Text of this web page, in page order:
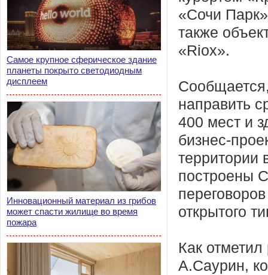
Самое крупное сферическое здание
планеты покрыто светодиодным
дисплеем
Инновационный материал из грибов
может спасти жилище во время
пожара
«Сочи
также
«Riox».
направить
400 мест и
бизнес-
территории
построены
открытого
Как
А.Саурин,